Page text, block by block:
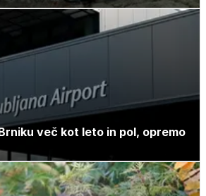
več kot leto in pol, opremo